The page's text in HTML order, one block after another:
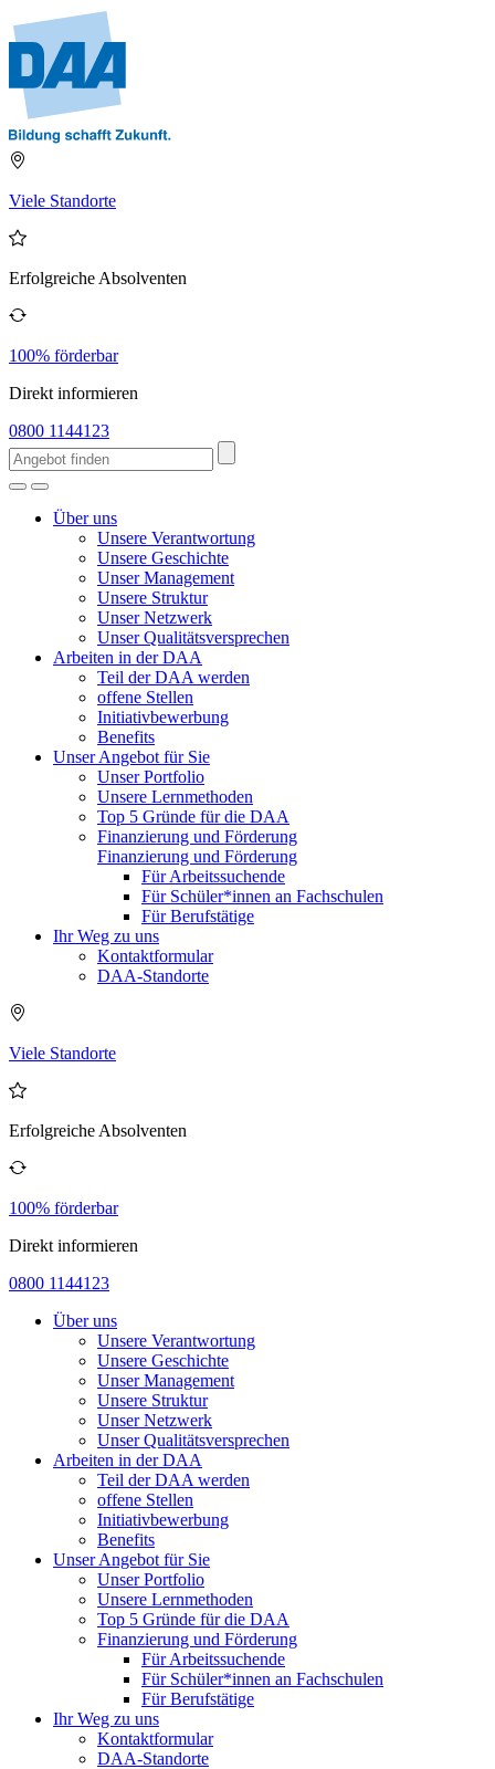
Viele Standorte
Erfolgreiche Absolventen
100% förderbar
Direkt informieren
0800 1144123
Über uns
Unsere Verantwortung
Unsere Geschichte
Unser Management
Unsere Struktur
Unser Netzwerk
Unser Qualitätsversprechen
Arbeiten in der DAA
Teil der DAA werden
offene Stellen
Initiativbewerbung
Benefits
Unser Angebot für Sie
Unser Portfolio
Unsere Lernmethoden
Top 5 Gründe für die DAA
Finanzierung und Förderung
Finanzierung und Förderung
Für Arbeitssuchende
Für Schüler*innen an Fachschulen
Für Berufstätige
Ihr Weg zu uns
Kontaktformular
DAA-Standorte
Viele Standorte
Erfolgreiche Absolventen
100% förderbar
Direkt informieren
0800 1144123
Über uns
Unsere Verantwortung
Unsere Geschichte
Unser Management
Unsere Struktur
Unser Netzwerk
Unser Qualitätsversprechen
Arbeiten in der DAA
Teil der DAA werden
offene Stellen
Initiativbewerbung
Benefits
Unser Angebot für Sie
Unser Portfolio
Unsere Lernmethoden
Top 5 Gründe für die DAA
Finanzierung und Förderung
Für Arbeitssuchende
Für Schüler*innen an Fachschulen
Für Berufstätige
Ihr Weg zu uns
Kontaktformular
DAA-Standorte